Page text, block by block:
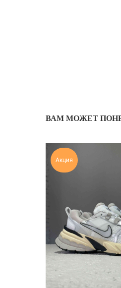
ВАМ МОЖЕТ
Акция